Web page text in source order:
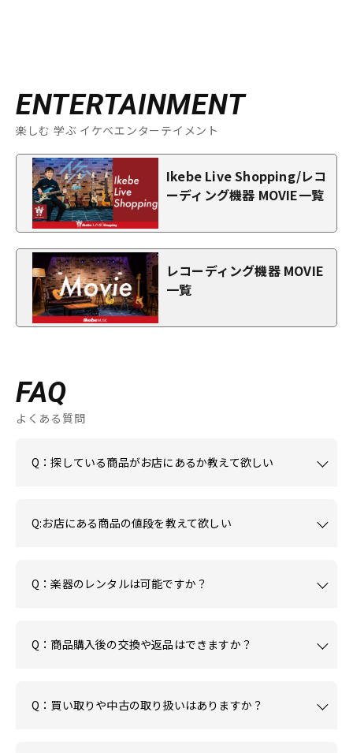
ENTERTAINMENT
楽しむ 学ぶ イケベエンターテイメント
Ikebe Live Shopping/レコ
ーディング機器 MOVIE一覧
レコーディング機器 MOVIE
一覧
FAQ
よくある質問
Q：探している商品がお店にあるか教えて欲しい
Q:お店にある商品の値段を教えて欲しい
Q：楽器のレンタルは可能ですか？
Q：商品購入後の交換や返品はできますか？
Q：買い取りや中古の取り扱いはありますか？